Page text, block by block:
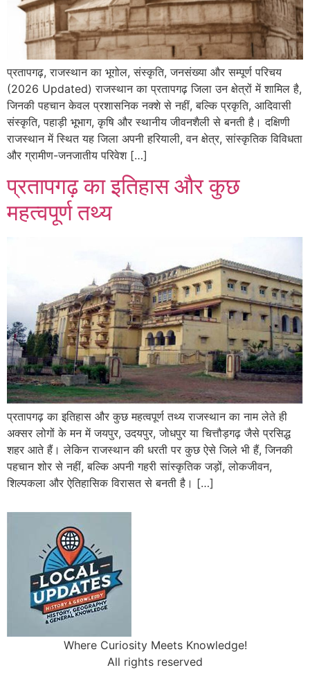
प्रतापगढ़, राजस्थान का भूगोल, संस्कृति, जनसंख्या और सम्पूर्ण परिचय
(2026 Updated) राजस्थान का प्रतापगढ़ जिला उन क्षेत्रों में शामिल है,
जिनकी पहचान केवल प्रशासनिक नक्शे से नहीं, बल्कि प्रकृति, आदिवासी
संस्कृति, पहाड़ी भूभाग, कृषि और स्थानीय जीवनशैली से बनती है। दक्षिणी
राजस्थान में स्थित यह जिला अपनी हरियाली, वन क्षेत्र, सांस्कृतिक विविधता
और ग्रामीण-जनजातीय परिवेश […]
प्रतापगढ़ का इतिहास और कुछ
महत्वपूर्ण तथ्य
प्रतापगढ़ का इतिहास और कुछ महत्वपूर्ण तथ्य राजस्थान का नाम लेते ही
अक्सर लोगों के मन में जयपुर, उदयपुर, जोधपुर या चित्तौड़गढ़ जैसे प्रसिद्ध
शहर आते हैं। लेकिन राजस्थान की धरती पर कुछ ऐसे जिले भी हैं, जिनकी
पहचान शोर से नहीं, बल्कि अपनी गहरी सांस्कृतिक जड़ों, लोकजीवन,
शिल्पकला और ऐतिहासिक विरासत से बनती है। […]
Where Curiosity Meets Knowledge!
All rights reserved